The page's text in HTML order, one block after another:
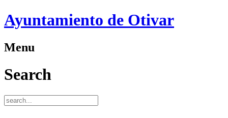
Ayuntamiento de Otivar
Menu
Search